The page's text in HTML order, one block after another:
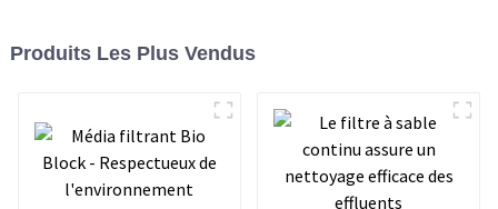
Produits Les Plus Vendus